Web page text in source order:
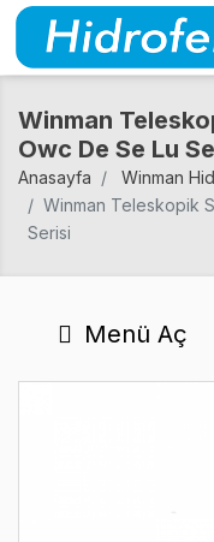
Winman
Owc De Se Lu
Anasayfa
Winman
Winman Teleskopik
Serisi
Menü Aç